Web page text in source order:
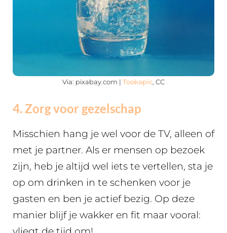
Via: pixabay.com | Tookapic , CC
4. Zorg voor gezelschap
Misschien hang je wel voor de TV, alleen of
met je partner. Als er mensen op bezoek
zijn, heb je altijd wel iets te vertellen, sta je
op om drinken in te schenken voor je
gasten en ben je actief bezig. Op deze
manier blijf je wakker en fit maar vooral: